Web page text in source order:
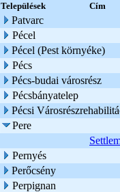
Települések Cím
Patvarc
Pécel
Pécel (Pest környéke)
Pécs
Pécs-budai városrész
Pécsbányatelep
Pécsi
Pere
Pernyés
Perőcsény
Perpignan